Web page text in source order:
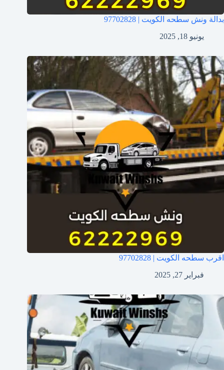
بدالة ونش سطحه الكويت | 97702828
يونيو 18, 2025
اقرب سطحه الكويت | 97702828
فبراير 27, 2025